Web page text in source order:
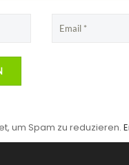
um Spam zu reduzieren.